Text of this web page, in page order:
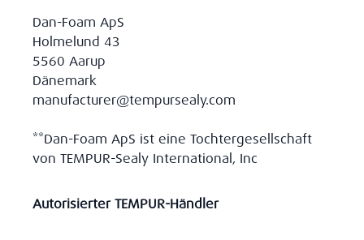
Dan-Foam ApS
Holmelund 43
5560 Aarup
Dänemark
manufacturer@tempursealy.com
**Dan-Foam ApS ist eine Tochtergesellschaft
von TEMPUR-Sealy International, Inc
Autorisierter TEMPUR-Händler